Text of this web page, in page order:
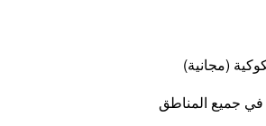
(مجانية)
جميع المناطق